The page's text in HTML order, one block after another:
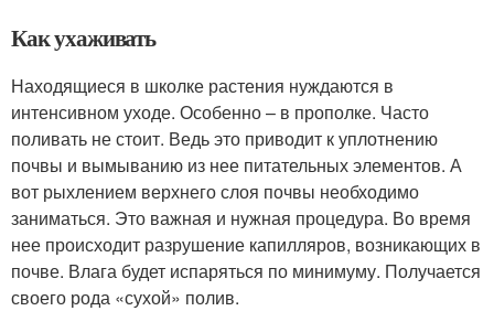
Как ухаживать
Находящиеся в школке растения нуждаются в
интенсивном уходе. Особенно – в прополке. Часто
поливать не стоит. Ведь это приводит к уплотнению
почвы и вымыванию из нее питательных элементов. А
вот рыхлением верхнего слоя почвы необходимо
заниматься. Это важная и нужная процедура. Во время
нее происходит разрушение капилляров, возникающих в
почве. Влага будет испаряться по минимуму. Получается
своего рода «сухой» полив.